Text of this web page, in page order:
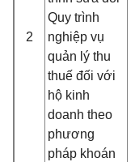
2
Quy trình
nghiệp vụ
quản lý thu
thuế đối với
hộ kinh
doanh theo
phương
pháp khoán